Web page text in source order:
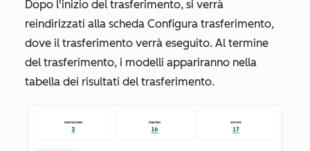
Dopo l'inizio del trasferimento, si verrà
reindirizzati alla scheda Configura trasferimento,
dove il trasferimento verrà eseguito. Al termine
del trasferimento, i modelli appariranno nella
tabella dei risultati del trasferimento.